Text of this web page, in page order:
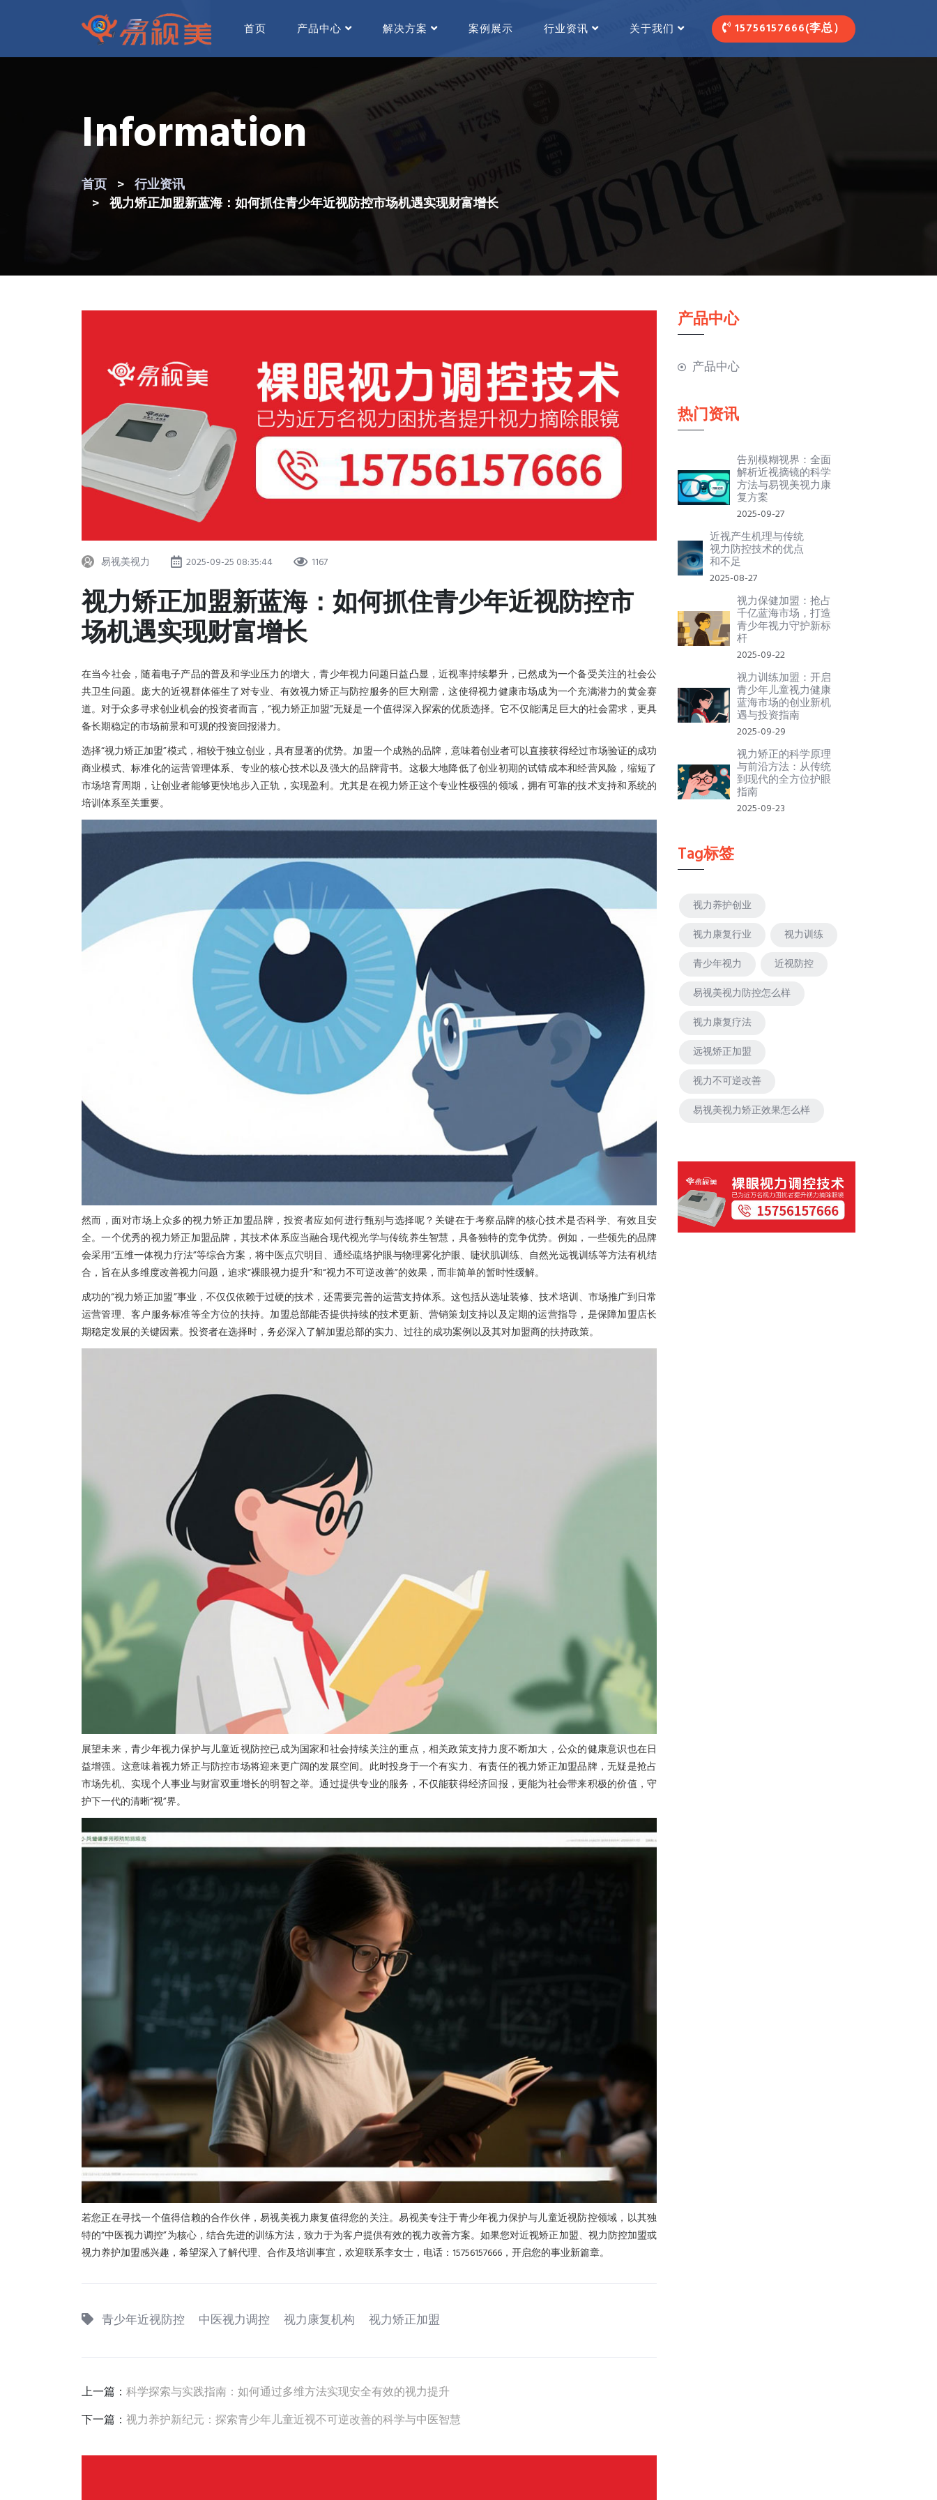
首页 产品中心 解决方案 案例展示 行业资讯 关于我们 15756157666(李总）
Information
首页
行业资讯
视力矫正加盟新蓝海：如何抓住青少年近视防控市场机遇实现财富增长
易视美视力 2025-09-25 08:35:44 1167
视力矫正加盟新蓝海：如何抓住青少年近视防控市
场机遇实现财富增长
在当今社会，随着电子产品的普及和学业压力的增大，青少年视力问题日益凸显，近视率持续攀升，已然成为一个备受关注的社会公
共卫生问题。庞大的近视群体催生了对专业、有效视力矫正与防控服务的巨大刚需，这使得视力健康市场成为一个充满潜力的黄金赛
道。对于众多寻求创业机会的投资者而言，“视力矫正加盟”无疑是一个值得深入探索的优质选择。它不仅能满足巨大的社会需求，更具
备长期稳定的市场前景和可观的投资回报潜力。
选择“视力矫正加盟”模式，相较于独立创业，具有显著的优势。加盟一个成熟的品牌，意味着创业者可以直接获得经过市场验证的成功
商业模式、标准化的运营管理体系、专业的核心技术以及强大的品牌背书。这极大地降低了创业初期的试错成本和经营风险，缩短了
市场培育周期，让创业者能够更快地步入正轨，实现盈利。尤其是在视力矫正这个专业性极强的领域，拥有可靠的技术支持和系统的
培训体系至关重要。
然而，面对市场上众多的视力矫正加盟品牌，投资者应如何进行甄别与选择呢？关键在于考察品牌的核心技术是否科学、有效且安
全。一个优秀的视力矫正加盟品牌，其技术体系应当融合现代视光学与传统养生智慧，具备独特的竞争优势。例如，一些领先的品牌
会采用“五维一体视力疗法”等综合方案，将中医点穴明目、通经疏络护眼与物理雾化护眼、睫状肌训练、自然光远视训练等方法有机结
合，旨在从多维度改善视力问题，追求“裸眼视力提升”和“视力不可逆改善”的效果，而非简单的暂时性缓解。
成功的“视力矫正加盟”事业，不仅仅依赖于过硬的技术，还需要完善的运营支持体系。这包括从选址装修、技术培训、市场推广到日常
运营管理、客户服务标准等全方位的扶持。加盟总部能否提供持续的技术更新、营销策划支持以及定期的运营指导，是保障加盟店长
期稳定发展的关键因素。投资者在选择时，务必深入了解加盟总部的实力、过往的成功案例以及其对加盟商的扶持政策。
展望未来，青少年视力保护与儿童近视防控已成为国家和社会持续关注的重点，相关政策支持力度不断加大，公众的健康意识也在日
益增强。这意味着视力矫正与防控市场将迎来更广阔的发展空间。此时投身于一个有实力、有责任的视力矫正加盟品牌，无疑是抢占
市场先机、实现个人事业与财富双重增长的明智之举。通过提供专业的服务，不仅能获得经济回报，更能为社会带来积极的价值，守
护下一代的清晰“视”界。
若您正在寻找一个值得信赖的合作伙伴，易视美视力康复值得您的关注。易视美专注于青少年视力保护与儿童近视防控领域，以其独
特的“中医视力调控”为核心，结合先进的训练方法，致力于为客户提供有效的视力改善方案。如果您对近视矫正加盟、视力防控加盟或
视力养护加盟感兴趣，希望深入了解代理、合作及培训事宜，欢迎联系李女士，电话：15756157666，开启您的事业新篇章。
青少年近视防控 中医视力调控 视力康复机构 视力矫正加盟
上一篇： 科学探索与实践指南：如何通过多维方法实现安全有效的视力提升
下一篇： 视力养护新纪元：探索青少年儿童近视不可逆改善的科学与中医智慧
产品中心
产品中心
热门资讯
告别模糊视界：全面
解析近视摘镜的科学
方法与易视美视力康
复方案
2025-09-27
近视产生机理与传统
视力防控技术的优点
和不足
2025-08-27
视力保健加盟：抢占
千亿蓝海市场，打造
青少年视力守护新标
杆
2025-09-22
视力训练加盟：开启
青少年儿童视力健康
蓝海市场的创业新机
遇与投资指南
2025-09-29
视力矫正的科学原理
与前沿方法：从传统
到现代的全方位护眼
指南
2025-09-23
Tag标签
视力养护创业
视力康复行业
视力训练
青少年视力
近视防控
易视美视力防控怎么样
视力康复疗法
远视矫正加盟
视力不可逆改善
易视美视力矫正效果怎么样